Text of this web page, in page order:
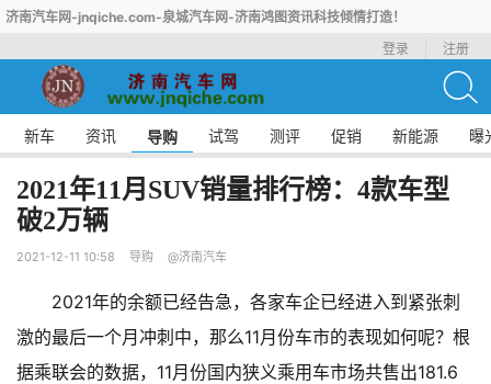
济南汽车网-jnqiche.com-泉城汽车网-济南鸿图资讯科技倾情打造！
登录
注册
新车 资讯 导购 试驾 测评 促销 新能源 曝
2021年11月SUV销量排行榜：4款车型
破2万辆
2021-12-11 10:58 导购 @济南汽车
2021年的余额已经告急，各家车企已经进入到紧张刺
激的最后一个月冲刺中，那么11月份车市的表现如何呢？根
据乘联会的数据，11月份国内狭义乘用车市场共售出181.6